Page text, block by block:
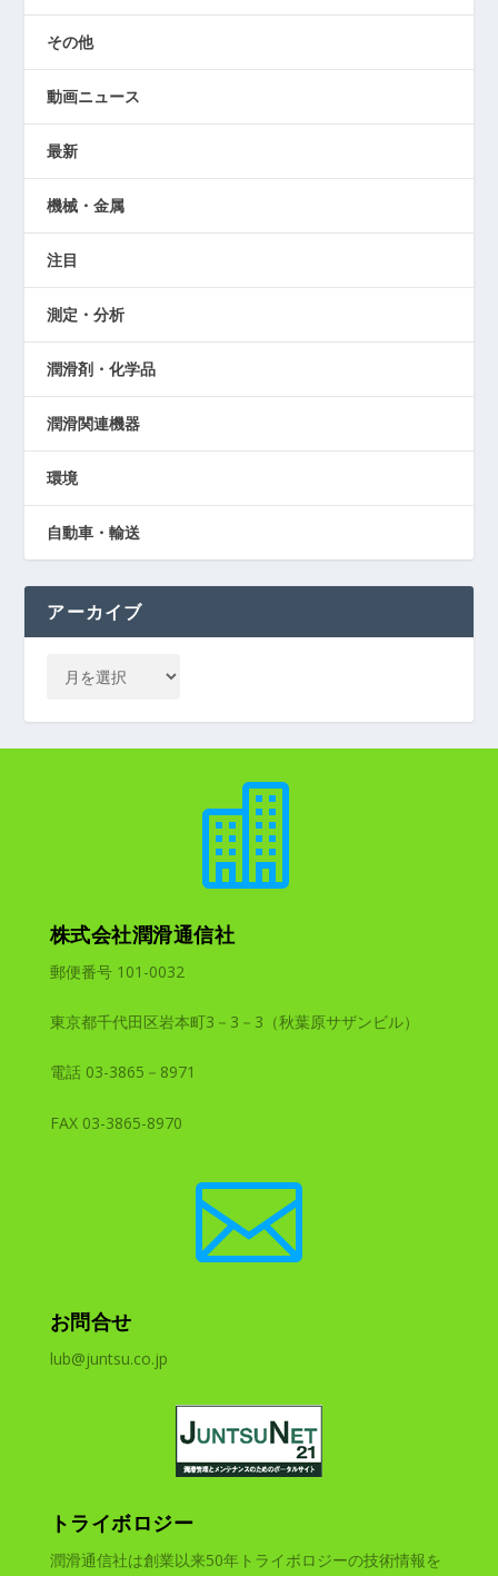
その他
動画ニュース
最新
機械・金属
注目
測定・分析
潤滑剤・化学品
潤滑関連機器
環境
自動車・輸送
アーカイブ

株式会社潤滑通信社
郵便番号 101-0032
東京都千代田区岩本町3－3－3（秋葉原サザンビル）
電話 03-3865－8971
FAX 03-3865-8970

お問合せ
lub@juntsu.co.jp
トライボロジー
潤滑通信社は創業以来50年トライボロジーの技術情報を